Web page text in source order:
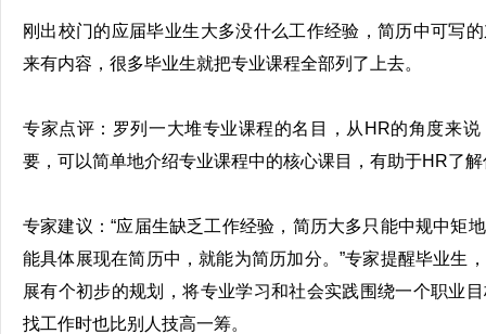
刚出校门的应届毕业生大多没什么工作经验，简历中可写
来有内容，很多毕业生就把专业课程全部列了上去。
专家点评：罗列一大堆专业课程的名目，从HR的角度来
要，可以简单地介绍专业课程中的核心课目，有助于HR了
专家建议：“应届生缺乏工作经验，简历大多只能中规中矩
能具体展现在简历中，就能为简历加分。”专家提醒毕业生
展有个初步的规划，将专业学习和社会实践围绕一个职业
找工作时也比别人技高一筹。